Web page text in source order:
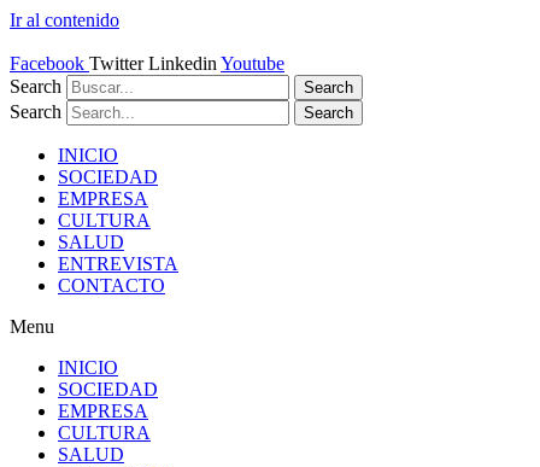
Ir al contenido
Facebook Twitter Linkedin Youtube
Search
Search
Search Search
INICIO
SOCIEDAD
EMPRESA
CULTURA
SALUD
ENTREVISTA
CONTACTO
Menu
INICIO
SOCIEDAD
EMPRESA
CULTURA
SALUD